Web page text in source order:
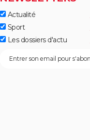
Actualité
Sport
Les dossiers d'actu